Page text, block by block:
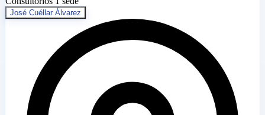
José Cuéllar Álvarez